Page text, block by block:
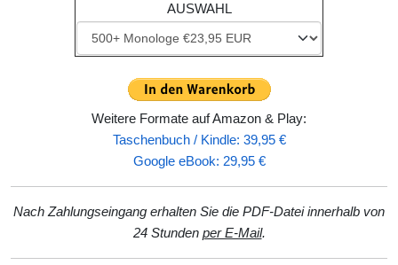
AUSWAHL
Weitere Formate auf Amazon & Play:
Taschenbuch / Kindle: 39,95 €
Google eBook: 29,95 €
Nach Zahlungseingang erhalten Sie die PDF-Datei innerhalb von
24 Stunden per E-Mail.